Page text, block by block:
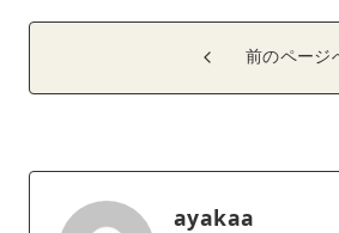
前のページ
ayakaa